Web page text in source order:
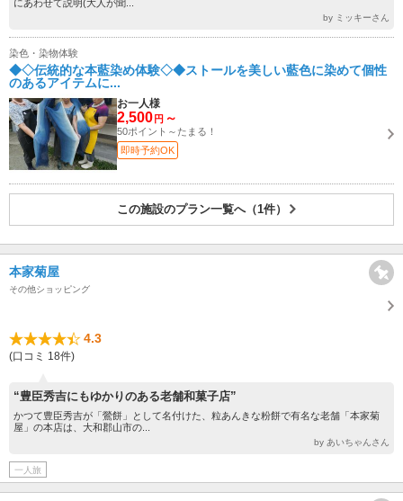
にあわせて説明(大人が聞...
by ミッキーさん
染色・染物体験
◆◇伝統的な本藍染め体験◇◆ストールを美しい藍色に染めて個性
のあるアイテムに...
お一人様
2,500 円 ～
50ポイント～たまる！
即時予約OK
この施設のプラン一覧へ（1件）
本家菊屋
その他ショッピング
4.3
(口コミ 18件)
“豊臣秀吉にもゆかりのある老舗和菓子店”
かつて豊臣秀吉が「鶯餅」として名付けた、粒あんきな粉餅で有名な老舗「本家菊
屋」の本店は、大和郡山市の...
by あいちゃんさん
一人旅